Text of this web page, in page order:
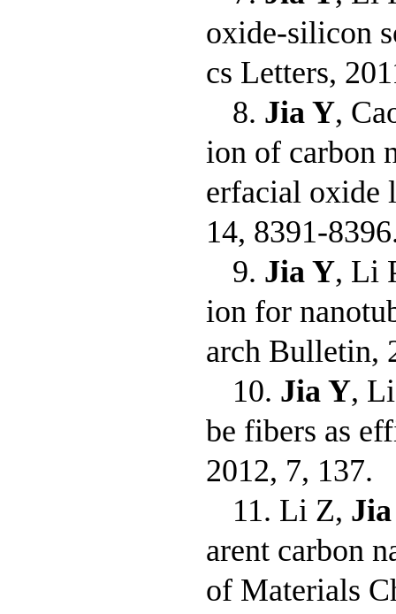
oxide-silicon
cs Letters,
8. Jia Y,
ion of carbon
erfacial oxide
14, 8391-
9. Jia Y, Li
ion for
arch Bulletin,
10. Jia Y,
be fibers as
2012, 7, 137.
11. Li Z,
arent carbon
of Materials